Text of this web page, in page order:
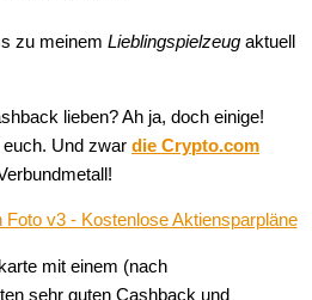
zu meinem Lieblingspielzeug aktuell
lieben? Ah ja, doch einige!
Und zwar die Crypto.com
mit einem (nach
sehr guten Cashback und